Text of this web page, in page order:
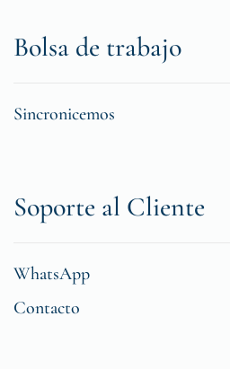
Bolsa de trabajo
Sincronicemos
Soporte al Cliente
WhatsApp
Contacto